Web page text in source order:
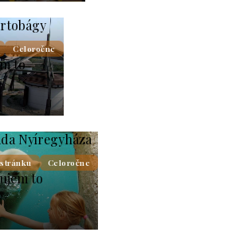
Celoročne
to
Nyíregyháza
Celoročne
to